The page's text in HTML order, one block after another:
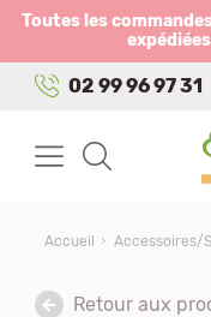
Toutes les
02 99 96 97 31
Accueil Accessoires/
Retour aux
Panneau de gestion